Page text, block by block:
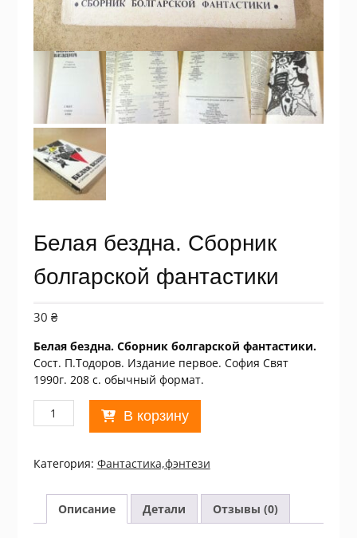
Белая бездна. Сборник
болгарской фантастики
30 ₴
Белая бездна. Сборник болгарской фантастики.
Сост. П.Тодоров. Издание первое. София Свят
1990г. 208 с. обычный формат.
Количество
товара
бездна.
Сборник
болгарской
фантастики
В корзину
Категория: Фантастика,фэнтези
Описание Детали Отзывы (0)